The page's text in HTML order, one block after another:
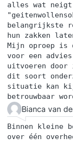
alles wat neigt
belangrijkste
hun zakken
Mijn oproep is
voor een
uitvoeren door
dit soort
situatie kan
betrouwbaar
Bianca van
Binnen kleine
over één